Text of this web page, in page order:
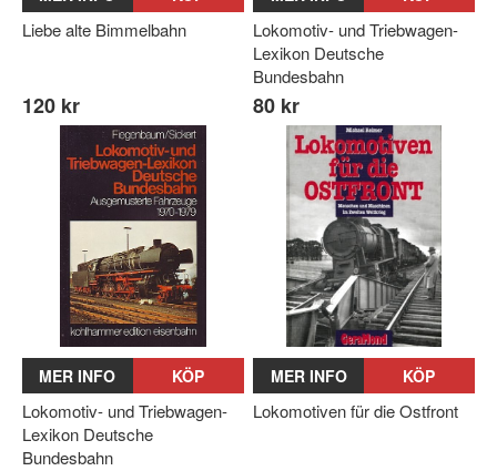
Liebe alte Bimmelbahn
120 kr
Lokomotiv- und Triebwagen-
Lexikon Deutsche
Bundesbahn
80 kr
MER INFO KÖP
Lokomotiv- und Triebwagen-
Lexikon Deutsche
Bundesbahn
MER INFO KÖP
Lokomotiven für die Ostfront